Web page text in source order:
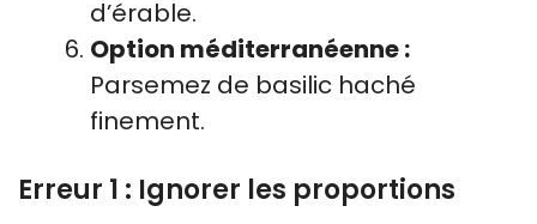
d’érable.
Option méditerranéenne :
Parsemez de basilic haché
finement.
Erreur 1 : Ignorer les proportions